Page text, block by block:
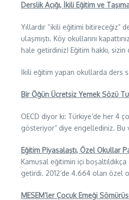
Derslik Açığı, İkili Eğitim ve
Yıllardır “ikili eğitimi bitireceğiz”
ulaşmıştı. Köy okullarını
hale getirdiniz! Eğitim hakkı,
İkili eğitim yapan okullarda ders
Bir Öğün Ücretsiz Yemek Sözü
OECD diyor ki: Türkiye’de her 4
gösteriyor” diye engellediniz. Bu
Eğitim Piyasalaştı, Özel Okullar
Kamusal eğitimin içi boşaltıldıkça
getirdi. 2012’de 4.664 olan özel
MESEM’ler Çocuk Emeği